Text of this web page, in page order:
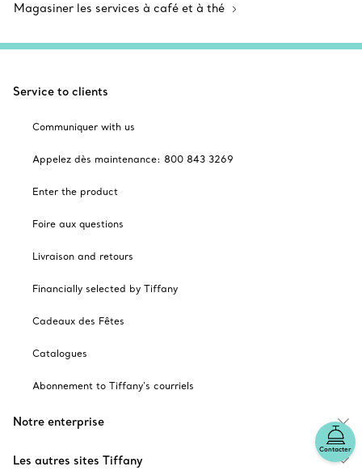
Magasiner les services à café et à thé
Contacter
Service to clients
Communiquer with us
Appelez dès maintenance: 800 843 3269
Enter the product
Foire aux questions
Livraison and retours
Financially selected by Tiffany
Cadeaux des Fêtes
Catalogues
Abonnement to Tiffany's courriels
Notre enterprise
Les autres sites Tiffany